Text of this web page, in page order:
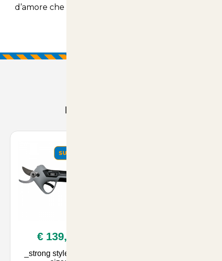
d’amore che ripagherà in gioia e compagnia!
Prodotti Consigliati
SUMMER
€ 139,00
_strong style="font-